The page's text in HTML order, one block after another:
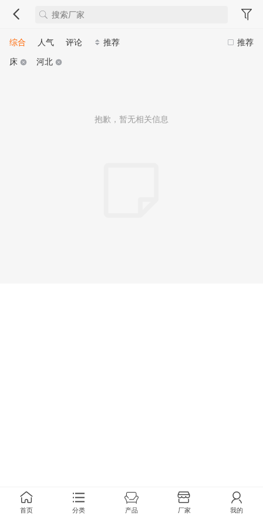
推荐
综合 人气 评论
推荐
床
河北
抱歉，暂无相关信息
首页 分类 产品 厂家 我的